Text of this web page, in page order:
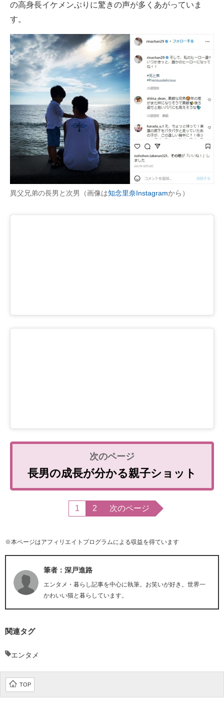
の高身長イケメンぶりに驚きの声が多くあがっていま
す。
異父兄弟の長男と次男（画像は知念里奈Instagramから）
長男の成長が分かる親子ショット
1 2 次のページ
※本ページはアフィリエイトプログラムによる収益を得ています
筆者：深戸進路
エンタメ・暮らし記事を中心に執筆。お笑いが好き。世界一
かわいい猫と暮らしています。
関連タグ
エンタメ
TOP